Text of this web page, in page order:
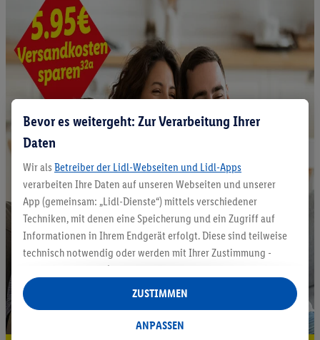
Bevor es weitergeht: Zur Verarbeitung Ihrer
Daten
Wir als Betreiber der Lidl-Webseiten und Lidl-Apps
verarbeiten Ihre Daten auf unseren Webseiten und unserer
App (gemeinsam: „Lidl-Dienste“) mittels verschiedener
Techniken, mit denen eine Speicherung und ein Zugriff auf
Informationen in Ihrem Endgerät erfolgt. Diese sind teilweise
technisch notwendig oder werden mit Ihrer Zustimmung -
auch durch Partner (u.a.
Verantwortliche; im Zusammenhang mit dem IAB TCF
insgesamt
Statistik-Erstellung oder für personalisierte Werbung
ANPASSEN
ZUSTIMMEN